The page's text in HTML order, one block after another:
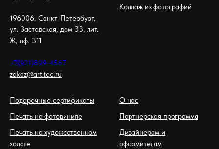
196006, Санкт-Петербург,
ул. Заставская, дом 33, лит.
Ж, оф. 311
+7(921)899-4567
zakaz@artitec.ru
Коллаж из фотографий
Подарочные сертификаты
Печать на фотовиниле
Печать на художественном
холсте
О нас
Партнерская программа
Дизайнерам и
оформителям